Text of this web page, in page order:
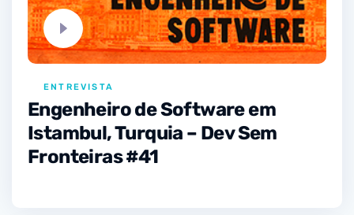
ENTREVISTA
Engenheiro de Software em
Istambul, Turquia – Dev Sem
Fronteiras #41